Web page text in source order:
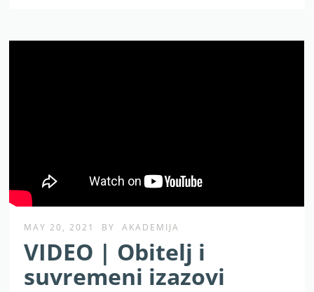
MAY 20, 2021 BY AKADEMIJA
VIDEO | Obitelj i
suvremeni izazovi